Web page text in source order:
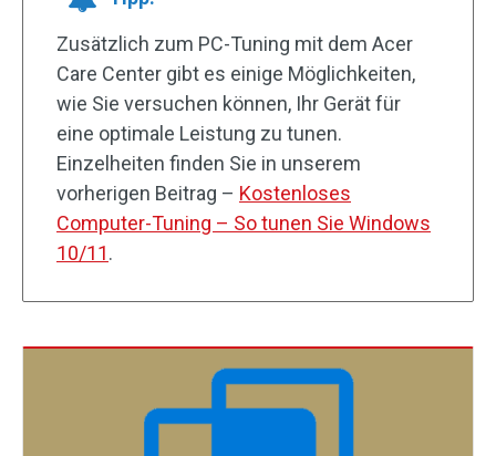
Zusätzlich zum PC-Tuning mit dem Acer
Care Center gibt es einige Möglichkeiten,
wie Sie versuchen können, Ihr Gerät für
eine optimale Leistung zu tunen.
Einzelheiten finden Sie in unserem
vorherigen Beitrag – Kostenloses
Computer-Tuning – So tunen Sie Windows
10/11.